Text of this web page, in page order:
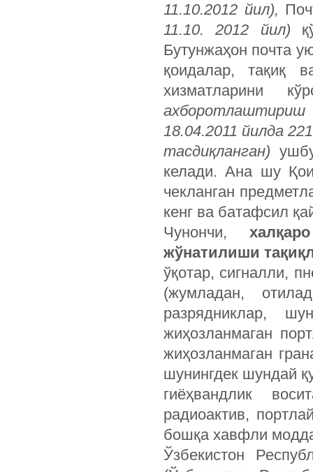
11.10.2012 йил),
11.10. 2012 йил)
Бутунжаҳон почта
қоидалар, тақиқ
хизматларини
ахборотлаштириш
18.04.2011 йилда
тасдиқланган)
келади. Ана шу
чекланган
кенг ва батафсил
Чунончи,
жўнатилиши
ўқотар, сигналли,
(жумладан,
разрядниклар,
жиҳозланмаган
жиҳозланмаган
шунингдек шундай
гиёҳвандлик
радиоактив,
бошқа хавфли
Ўзбекистон